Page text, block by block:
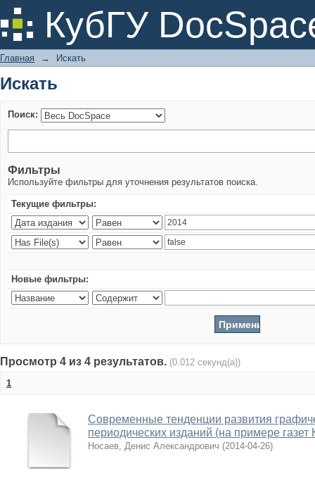
КубГУ
Искать
Главная → Искать
Искать
Поиск:
Фильтры
Используйте фильтры для уточнения результатов поиска.
Текущие фильтры:
Новые фильтры:
Просмотр 4 из 4 результатов. (0.012 секунд(а))
1
Современные тенденции развития
периодических изданий (на примере газет
Носаев, Денис Александрович (2014-04-26)